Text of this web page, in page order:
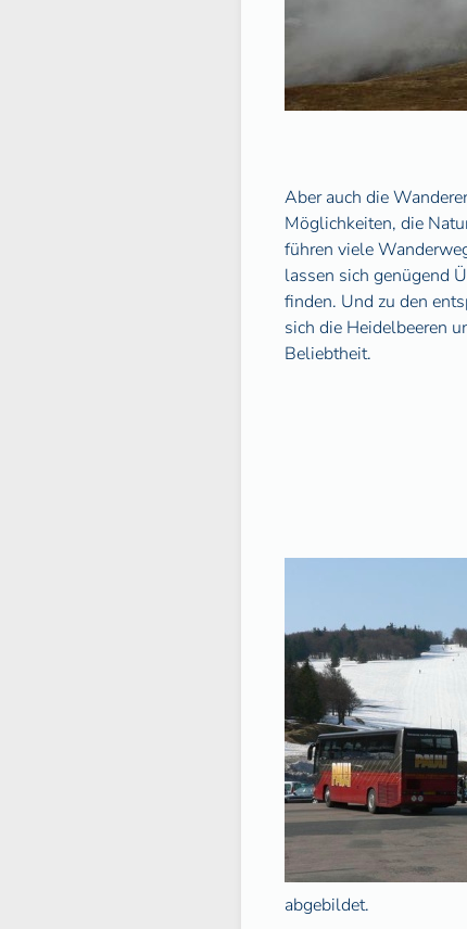
Aber auch die
Möglichkeiten, die
führen viele
lassen sich genügend
finden. Und zu den
sich die Heidelbeeren
Beliebtheit.
abgebildet.